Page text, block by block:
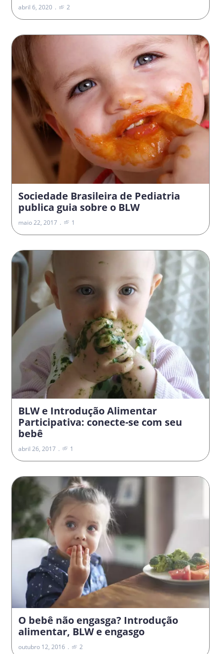
abril 6, 2020 2
Sociedade Brasileira de Pediatria
publica guia sobre o BLW
maio 22, 2017 1
BLW e Introdução Alimentar
Participativa: conecte-se com seu
bebê
abril 26, 2017 1
O bebê não engasga? Introdução
alimentar, BLW e engasgo
outubro 12, 2016 2